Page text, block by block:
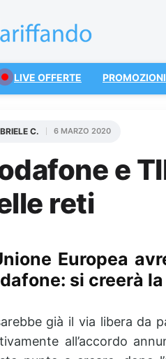
LIVE OFFERTE
e
reti
C. 6 MARZO 2020
Europea
si creerà
già il via libera da
all’accordo